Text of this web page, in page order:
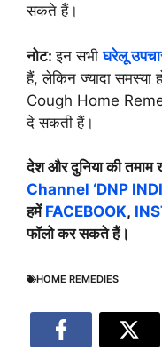
सकते हैं।
नोट:इन सभीघरेलू
हैं, लेकिन ज्यादा समस्या
Cough Home
दे सकती हैं।
देश और दुनिया की तमाम
Channel ‘DNP
हमें FACEBOOK,
फॉलो कर सकते हैं।
HOME REMEDIES